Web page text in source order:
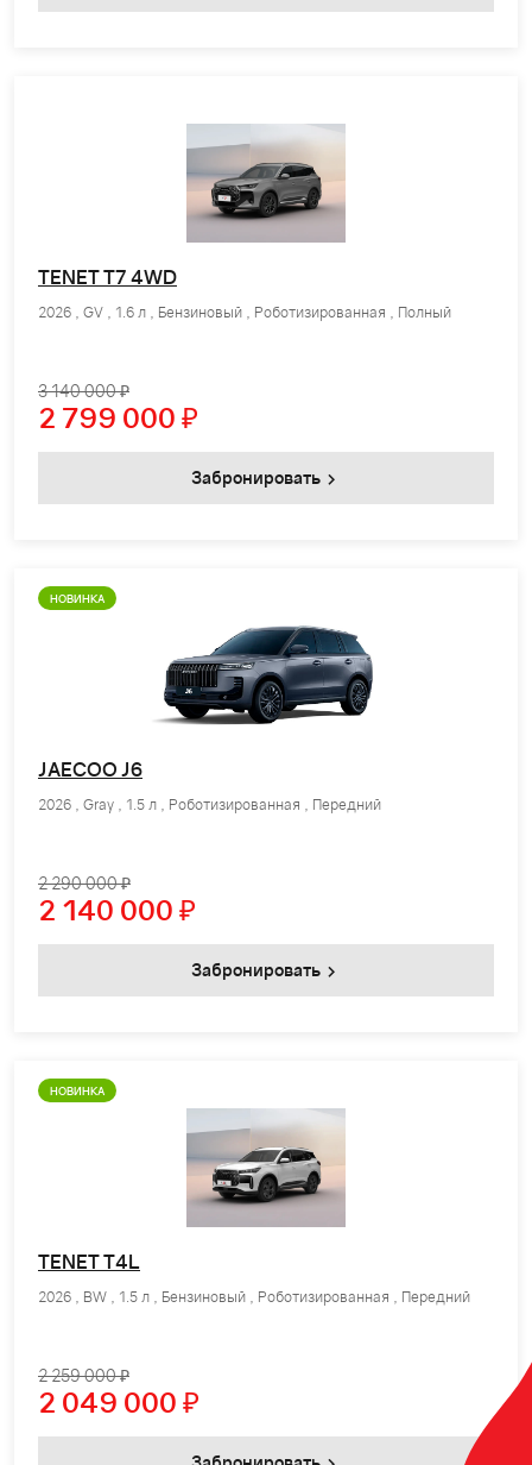
TENET T7 4WD
2026 , GV , 1.6 л , Бензиновый , Роботизированная , Полный
3 140 000 ₽
2 799 000 ₽
Забронировать
НОВИНКА
JAECOO J6
2026 , Gray , 1.5 л , Роботизированная , Передний
2 290 000 ₽
2 140 000 ₽
Забронировать
НОВИНКА
TENET T4L
2026 , BW , 1.5 л , Бензиновый , Роботизированная , Передний
2 259 000 ₽
2 049 000 ₽